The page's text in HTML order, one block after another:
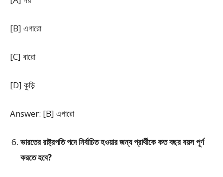
[B] এগারো
[C] বারো
[D] কুড়ি
Answer: [B] এগারো
ভারতের রাষ্ট্রপতি পদে নির্বাচিত হওয়ার জন্য প্রার্থীকে কত বছর বয়স পূর্ণ
করতে হবে?